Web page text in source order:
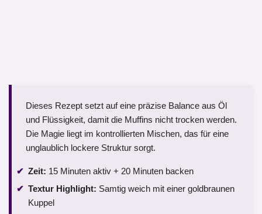
Dieses Rezept setzt auf eine präzise Balance aus Öl
und Flüssigkeit, damit die Muffins nicht trocken werden.
Die Magie liegt im kontrollierten Mischen, das für eine
unglaublich lockere Struktur sorgt.
Zeit: 15 Minuten aktiv + 20 Minuten backen
Textur Highlight: Samtig weich mit einer goldbraunen
Kuppel